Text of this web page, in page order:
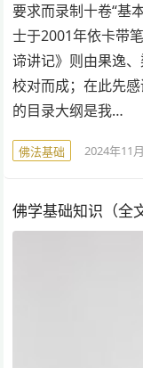
要求而录制十卷“基
士于2001年依卡带
谛讲记》则由果逸
校对而成；在此先
的目录大纲是我…
佛法基础 2024年11
佛学基础知识（全